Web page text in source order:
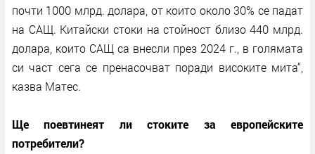
почти 1000 млрд. долара, от които около 30% се падат
на САЩ. Китайски стоки на стойност близо 440 млрд.
долара, които САЩ са внесли през 2024 г., в голямата
си част сега се пренасочват поради високите мита“,
казва Матес.
Ще поевтинеят ли стоките за европейските
потребители?